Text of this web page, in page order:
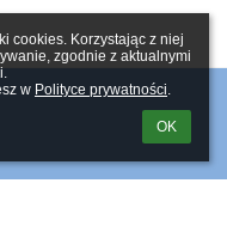
cookies. Korzystając z niej
zgodnie z aktualnymi
w Polityce prywatności.
OK